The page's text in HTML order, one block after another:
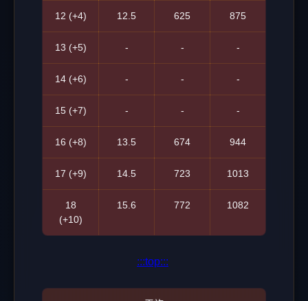
12 (+4) 12.5 625 875
13 (+5) - - -
14 (+6) - - -
15 (+7) - - -
16 (+8) 13.5 674 944
17 (+9) 14.5 723 1013
18
(+10)
15.6 772 1082
:::top:::